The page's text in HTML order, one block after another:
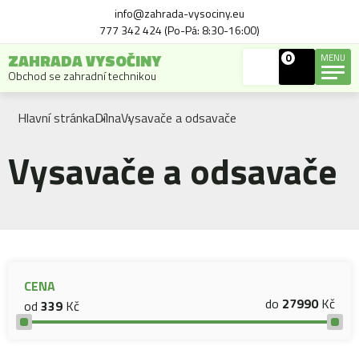
info@zahrada-vysociny.eu
777 342 424 (Po-Pá: 8:30-16:00)
ZAHRADA VYSOČINY
Obchod se zahradní technikou
0 MENU
Hlavní stránkaDílnaVysavače a odsavače
Vysavače a odsavače
CENA
od 339 Kč do 27990Kč